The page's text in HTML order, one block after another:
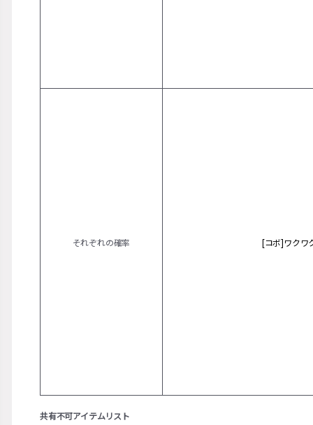
それぞれの確率 [コボ]ワクワ
共有不可アイテムリスト